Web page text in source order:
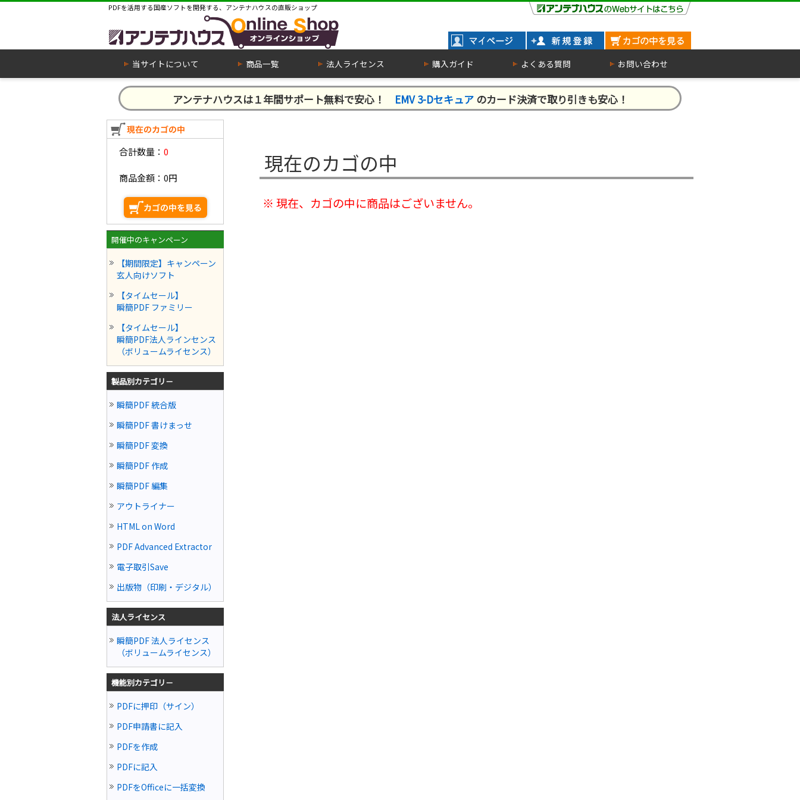
PDFを活用する国産ソフトを開発する、アンテナハウスの直販ショップ
当サイトについて 商品一覧 法人ライセンス 購入ガイド よくある質問 お問い合わせ
アンテナハウスは１年間サポート無料で安心！ EMV 3-Dセキュアのカード決済で取り引きも安心！
合計数量： 0
商品金額： 0円
開催中のキャンペーン
【期間限定】キャンペーン
玄人向けソフト
【タイムセール】
瞬簡PDF ファミリー
【タイムセール】
瞬簡PDF法人ラインセンス
（ボリュームライセンス）
製品別カテゴリ－
瞬簡PDF 統合版
瞬簡PDF 書けまっせ
瞬簡PDF 変換
瞬簡PDF 作成
瞬簡PDF 編集
アウトライナー
HTML on Word
PDF Advanced Extractor
電子取引Save
出版物（印刷・デジタル）
法人ライセンス
瞬簡PDF 法人ライセンス
（ボリュームライセンス）
機能別カテゴリ－
PDFに押印（サイン）
PDF申請書に記入
PDFを作成
PDFに記入
PDFをOfficeに一括変換
現在のカゴの中
※ 現在、カゴの中に商品はございません。